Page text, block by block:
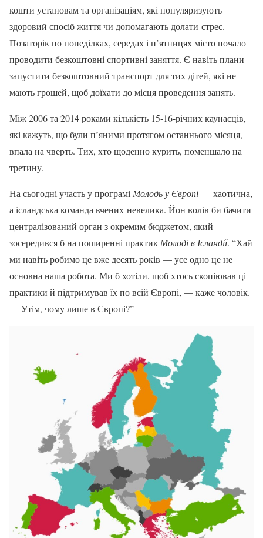
кошти установам та організаціям, які популяризують
здоровий спосіб життя чи допомагають долати стрес.
Позаторік по понеділках, середах і п’ятницях місто почало
проводити безкоштовні спортивні заняття. Є навіть плани
запустити безкоштовний транспорт для тих дітей, які не
мають грошей, щоб доїхати до місця проведення занять.
Між 2006 та 2014 роками кількість 15-16-річних каунасців,
які кажуть, що були п’яними протягом останнього місяця,
впала на чверть. Тих, хто щоденно курить, поменшало на
третину.
На сьогодні участь у програмі Молодь у Європі — хаотична,
а ісландська команда вчених невелика. Йон волів би бачити
централізований орган з окремим бюджетом, який
зосередився б на поширенні практик Молоді в Ісландії. “Хай
ми навіть робимо це вже десять років — усе одно це не
основна наша робота. Ми б хотіли, щоб хтось скопіював ці
практики й підтримував їх по всій Європі, — каже чоловік.
— Утім, чому лише в Європі?”